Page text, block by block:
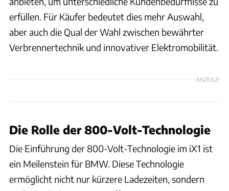
erfüllen. Für Käufer bedeutet dies mehr Auswahl,
aber auch die Qual der Wahl zwischen bewährter
Verbrennertechnik und innovativer Elektromobilität.
ANZEIGE
Die Rolle der 800-Volt-Technologie
Die Einführung der 800-Volt-Technologie im iX1 ist
ein Meilenstein für BMW. Diese Technologie
ermöglicht nicht nur kürzere Ladezeiten, sondern